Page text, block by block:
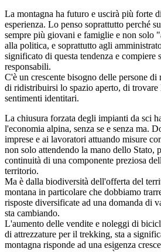
La montagna ha futuro e uscirà più forte
esperienza. Lo penso soprattutto perché
sempre più giovani e famiglie e non solo
alla politica, e soprattutto agli
significato di questa tendenza e compiere
responsabili.
C'è un crescente bisogno delle persone di
di ridistribuirsi lo spazio aperto, di
sentimenti identitari.
La chiusura forzata degli impianti da sci
l'economia alpina, senza se e senza ma.
imprese e ai lavoratori attuando misure
non solo attendendo la mano dello Stato,
continuità di una componente preziosa
territorio.
Ma è dalla biodiversità dell'offerta del
montana in particolare che dobbiamo
risposte diversificate ad una domanda di
sta cambiando.
L'aumento delle vendite e noleggi di
di attrezzature per il trekking, sta a
montagna risponde ad una esigenza